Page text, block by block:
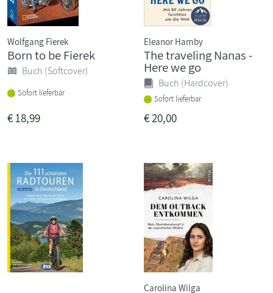
Wolfgang Fierek
Born to be Fierek
Buch (Softcover)
Sofort lieferbar
€18,99
Eleanor Hamby
The traveling Nanas -
Here we go
Buch (Hardcover)
Sofort lieferbar
€20,00
Carolina Wilga